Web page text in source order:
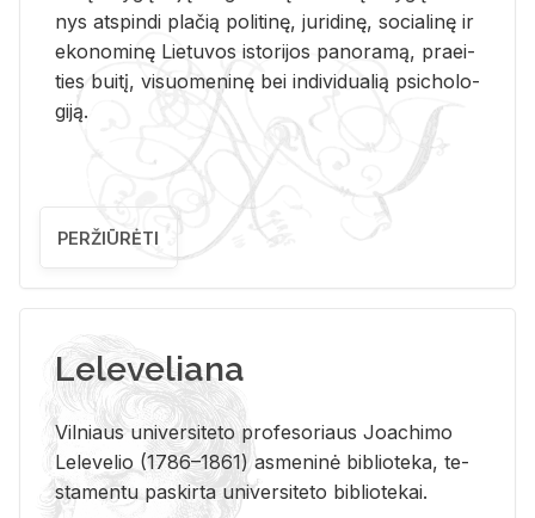
nys at­spin­di pla­čią po­li­ti­nę, ju­ri­di­nę, so­cia­li­nę ir
eko­no­mi­nę Lie­tu­vos is­to­ri­jos pa­no­ra­mą, pra­ei­
ties bui­tį, vi­suo­me­ni­nę bei in­di­vi­dua­lią psi­cho­lo­
gi­ją.
PERŽIŪRĖTI
Leleveliana
Vil­niaus uni­ver­si­te­to pro­fe­so­riaus Jo­a­chi­mo
Le­le­ve­lio (1786–1861) as­me­ni­nė bi­b­lio­te­ka, te­
sta­men­tu pa­skir­ta uni­ver­si­te­to bi­b­lio­te­kai.